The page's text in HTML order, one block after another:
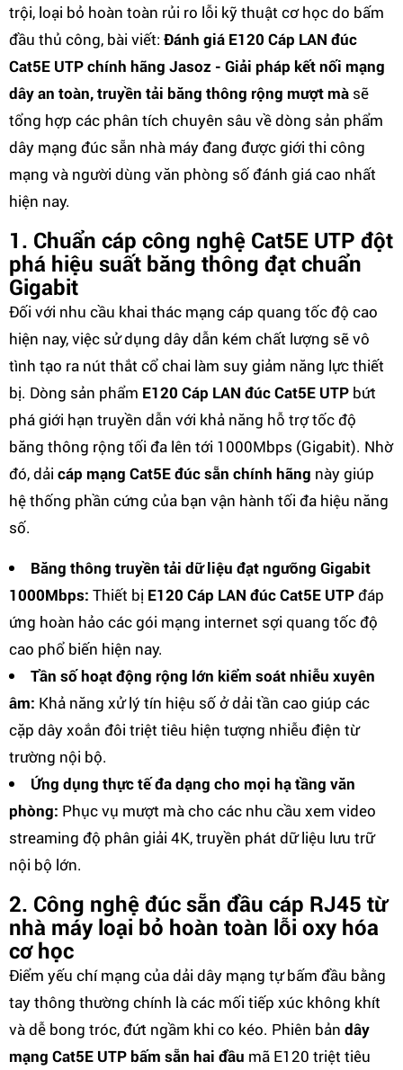
trội, loại bỏ hoàn toàn rủi ro lỗi kỹ thuật cơ học do bấm
đầu thủ công, bài viết: Đánh giá E120 Cáp LAN đúc
Cat5E UTP chính hãng Jasoz - Giải pháp kết nối mạng
dây an toàn, truyền tải băng thông rộng mượt mà sẽ
tổng hợp các phân tích chuyên sâu về dòng sản phẩm
dây mạng đúc sẵn nhà máy đang được giới thi công
mạng và người dùng văn phòng số đánh giá cao nhất
hiện nay.
1. Chuẩn cáp công nghệ Cat5E UTP đột
phá hiệu suất băng thông đạt chuẩn
Gigabit
Đối với nhu cầu khai thác mạng cáp quang tốc độ cao
hiện nay, việc sử dụng dây dẫn kém chất lượng sẽ vô
tình tạo ra nút thắt cổ chai làm suy giảm năng lực thiết
bị. Dòng sản phẩm E120 Cáp LAN đúc Cat5E UTP bứt
phá giới hạn truyền dẫn với khả năng hỗ trợ tốc độ
băng thông rộng tối đa lên tới 1000Mbps (Gigabit). Nhờ
đó, dải cáp mạng Cat5E đúc sẵn chính hãng này giúp
hệ thống phần cứng của bạn vận hành tối đa hiệu năng
số.
Băng thông truyền tải dữ liệu đạt ngưỡng Gigabit
1000Mbps: Thiết bị E120 Cáp LAN đúc Cat5E UTPđáp
ứng hoàn hảo các gói mạng internet sợi quang tốc độ
cao phổ biến hiện nay.
Tần số hoạt động rộng lớn kiểm soát nhiễu xuyên
âm: Khả năng xử lý tín hiệu số ở dải tần cao giúp các
cặp dây xoắn đôi triệt tiêu hiện tượng nhiễu điện từ
trường nội bộ.
Ứng dụng thực tế đa dạng cho mọi hạ tầng văn
phòng: Phục vụ mượt mà cho các nhu cầu xem video
streaming độ phân giải 4K, truyền phát dữ liệu lưu trữ
nội bộ lớn.
2. Công nghệ đúc sẵn đầu cáp RJ45 từ
nhà máy loại bỏ hoàn toàn lỗi oxy hóa
cơ học
Điểm yếu chí mạng của dải dây mạng tự bấm đầu bằng
tay thông thường chính là các mối tiếp xúc không khít
và dễ bong tróc, đứt ngầm khi co kéo. Phiên bản dây
mạng Cat5E UTP bấm sẵn hai đầu mã E120 triệt tiêu